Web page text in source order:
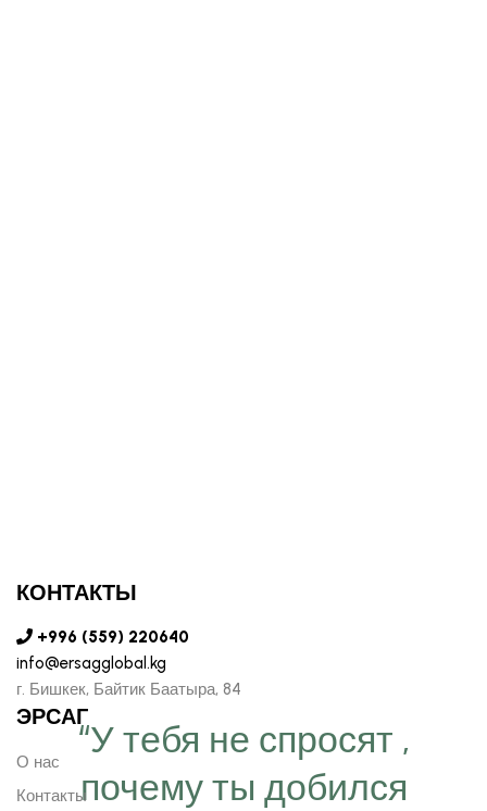
“У тебя не спросят ,
почему ты добился
КОНТАКТЫ
+996 (559) 220640
info@ersagglobal.kg
г. ​Бишкек, Байтик Баатыра, 84
ЭРСАГ
О нас
Контакты